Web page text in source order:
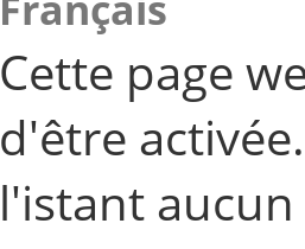
Cette page
d'être
l'istant